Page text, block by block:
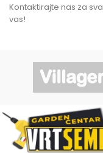
Kontaktirajte nas za
vas!